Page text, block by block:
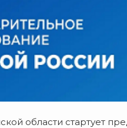
области стартует